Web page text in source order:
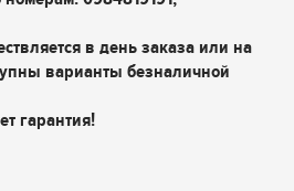
в день заказа или на
варианты безналичной
гарантия!